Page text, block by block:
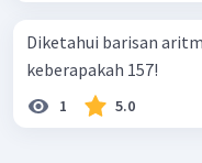
Diketahui barisan
keberapakah 157!
1 5.0